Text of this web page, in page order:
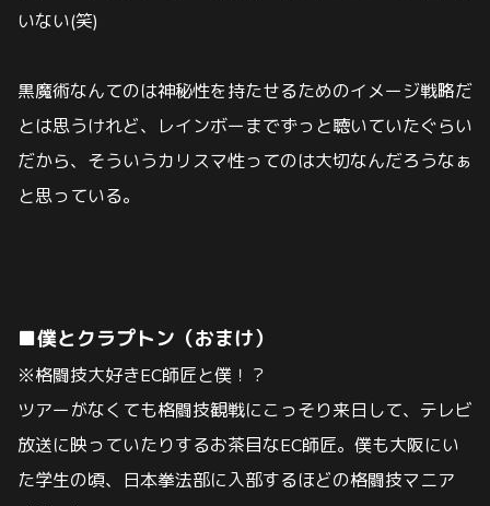
いない(笑)
黒魔術なんてのは神秘性を持たせるためのイメージ戦略だ
とは思うけれど、レインボーまでずっと聴いていたぐらい
だから、 そういうカリスマ性ってのは大切なんだろうなぁ
と思っている。
■僕とクラプトン（おまけ）
※格闘技大好きEC師匠と僕！？
ツアーがなくても格闘技観戦にこっそり来日して、テレビ
放送に映っていたりするお茶目なEC師匠。 僕も大阪にい
た学生の頃、日本拳法部に入部するほどの格闘技マニア